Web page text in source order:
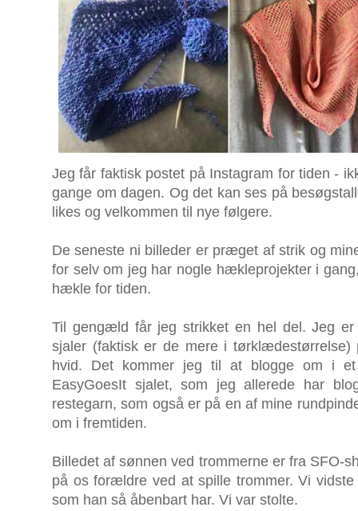
Jeg får faktisk postet på Instagram for tiden -
gange om dagen. Og det kan ses på
likes og velkommen til nye følgere.
De seneste ni billeder er præget af strik og
for selv om jeg har nogle hækleprojekter i
hækle for tiden.
Til gengæld får jeg strikket en hel del. Jeg
sjaler (faktisk er de mere i
hvid. Det kommer jeg til at blogge om i
EasyGoesIt sjalet, som jeg allerede har
restegarn, som også er på en af mine
om i fremtiden.
Billedet af sønnen ved trommerne er fra SFO-
på os forældre ved at spille trommer. Vi
som han så åbenbart har. Vi var stolte.